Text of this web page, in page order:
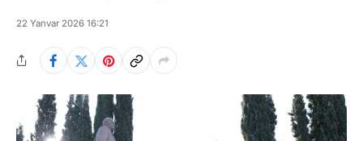
22 Yanvar 2026 16:21